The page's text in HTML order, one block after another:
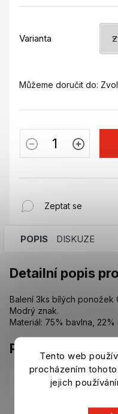
Tento web
procházením
jejich
Varianta
Můžeme doručit do:
Zeptat se
POPIS DISKUZE
Detailní popis
Balení 3ks bílých ponožek
Modrý znak.
Materiál: 75% bavlna, 22%
Parametry
Kategorie: Kalhoty,
Zvolte